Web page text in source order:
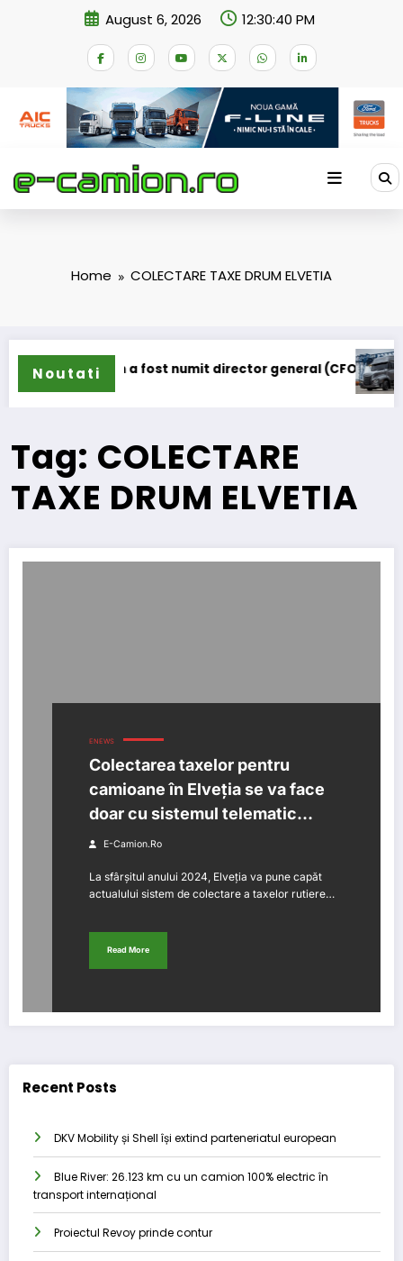
August 6, 2026 12:30:40 PM
Home COLECTARE TAXE DRUM ELVETIA
Noutati
Ljungström a fost numit director general (CFO) pentru
Tag: COLECTARE
TAXE DRUM ELVETIA
ENEWS
Colectarea taxelor pentru
camioane în Elveția se va face
doar cu sistemul telematic
SET/EETS
E-Camion.ro
La sfârșitul anului 2024, Elveția va pune capăt
actualului sistem de colectare a taxelor rutiere…
Read More
Recent Posts
DKV Mobility și Shell își extind parteneriatul european
Blue River: 26.123 km cu un camion 100% electric în
transport internațional
Proiectul Revoy prinde contur